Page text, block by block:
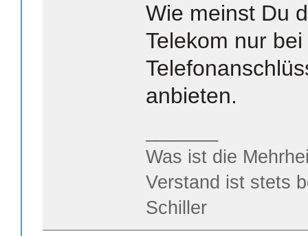
Wie meinst Du
Telekom nur
anbieten.
Was ist die
Verstand ist stets
Schiller